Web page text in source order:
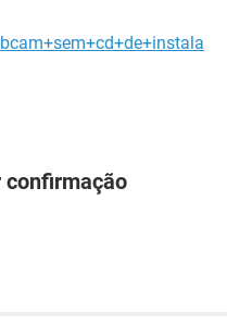
confirmação